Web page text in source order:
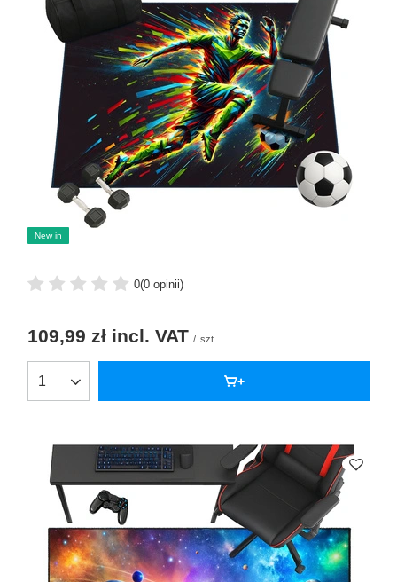
New in
0(0 opinii)
109,99 zł incl. VAT / szt.